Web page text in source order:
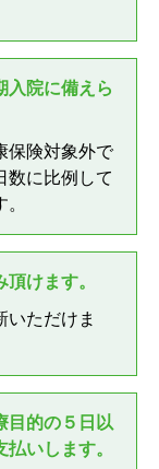
入院に備えら
保険対象外で
数に比例して
けます。
いただけま
目的の５日以
いします。